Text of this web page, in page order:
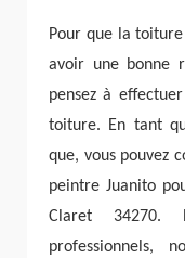
Pour que la
avoir une bonne
pensez à
toiture. En tant
que, vous pouvez
peintre Juanito
Claret 34270.
professionnels,